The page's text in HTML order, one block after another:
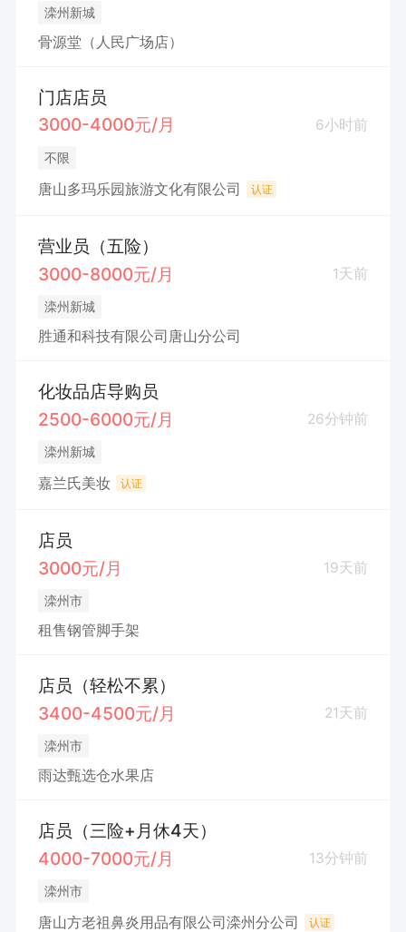
滦州新城
骨源堂（人民广场店）
门店店员
3000-4000元/月
6小时前
不限
唐山多玛乐园旅游文化有限公司 认证
营业员（五险）
3000-8000元/月
1天前
滦州新城
胜通和科技有限公司唐山分公司
化妆品店导购员
2500-6000元/月
26分钟前
滦州新城
嘉兰氏美妆 认证
店员
3000元/月
19天前
滦州市
租售钢管脚手架
店员（轻松不累）
3400-4500元/月
21天前
滦州市
雨达甄选仓水果店
店员（三险+月休4天）
4000-7000元/月
13分钟前
滦州市
唐山方老祖鼻炎用品有限公司滦州分公司 认证